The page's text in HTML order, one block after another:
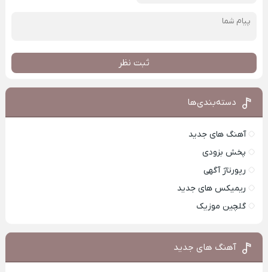
ثبت نظر
دسته‌بندی‌ها
آهنگ های جدید
پخش بزودی
رپورتاژ آگهی
ریمیکس های جدید
گلچین موزیک
آهنگ های جدید